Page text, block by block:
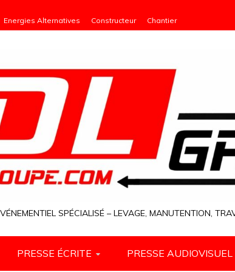
Energies Alternatives Constructeur Chantier
SPÉCIALISÉ – LEVAGE, MANUTENTION,
PRESSE ÉCRITE PRESSE AUDIOVISUEL